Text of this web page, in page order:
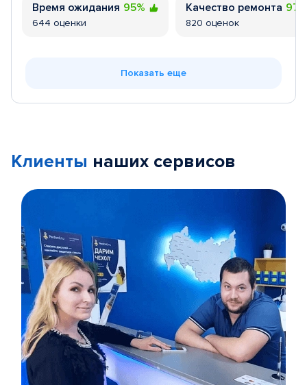
Время ожидания 95%
644 оценки
Качество ремонта
820 оценок
Показать еще
Клиенты наших сервисов